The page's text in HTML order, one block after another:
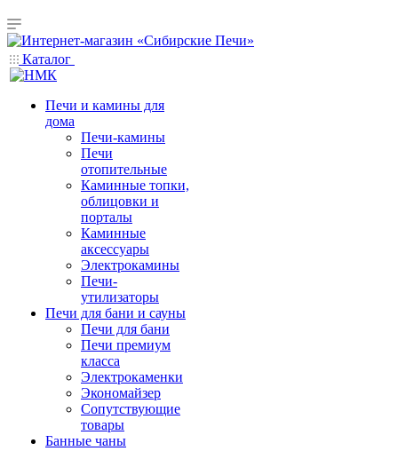
Каталог
Печи и камины для
дома
Печи-камины
Печи
отопительные
Каминные топки,
облицовки и
порталы
Каминные
аксессуары
Электрокамины
Печи-
утилизаторы
Печи для бани и сауны
Печи для бани
Печи премиум
класса
Электрокаменки
Экономайзер
Сопутствующие
товары
Банные чаны